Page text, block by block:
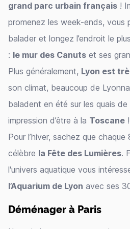
grand parc urbain français !
promenez les week-ends, vous
balader et longez l’endroit le
: le mur des Canuts et ses
Plus généralement, Lyon est
son climat, beaucoup de
baladent en été sur les quais
impression d’être à la Toscane
Pour l’hiver, sachez que
célèbre la Fête des Lumières.
l'univers aquatique vous
l’Aquarium de Lyon avec ses
Déménager à Paris